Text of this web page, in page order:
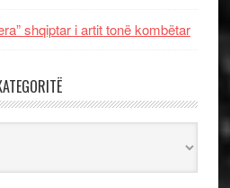
shqiptar i artit tonë kombëtar